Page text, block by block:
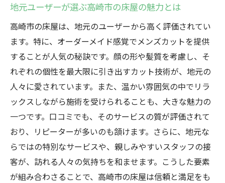
ル
自分を再発見する高崎市の床屋のメンズカ
ット
顔の形に合わせた床屋のカスタマイズカット
顔型別に提案する高崎市の床屋のカットス
タイル
似合う髪型を見つける高崎市の床屋の技術
顔の形にぴったりのスタイルを高崎市の床
屋で
プロの目で選ぶ高崎市の床屋のカスタムカ
ット
地元ユーザーが選ぶ高崎市の床屋の魅力とは
高崎市の床屋は、地元のユーザーから高く評価されてい
ます。特に、オーダーメイド感覚でメンズカットを提供
することが人気の秘訣です。顔の形や髪質を考慮し、そ
れぞれの個性を最大限に引き出すカット技術が、地元の
人々に愛されています。また、温かい雰囲気の中でリラ
ックスしながら施術を受けられることも、大きな魅力の
一つです。口コミでも、そのサービスの質が評価されて
おり、リピーターが多いのも頷けます。さらに、地元な
らではの特別なサービスや、親しみやすいスタッフの接
客が、訪れる人々の気持ちを和ませます。こうした要素
が組み合わさることで、高崎市の床屋は信頼と満足をも